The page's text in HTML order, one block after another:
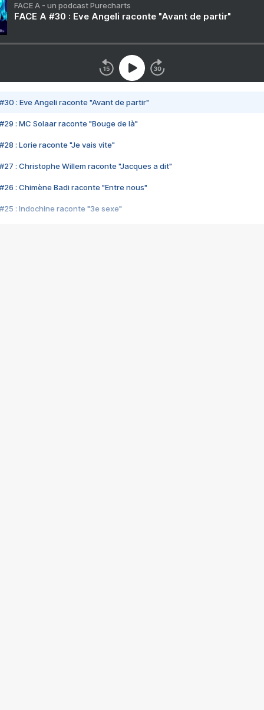
FACE A - un podcast Purecharts
FACE A #30 : Eve Angeli raconte "Avant de partir"
#30 : Eve Angeli raconte "Avant de partir"
#29 : MC Solaar raconte "Bouge de là"
#28 : Lorie raconte "Je vais vite"
#27 : Christophe Willem raconte "Jacques a dit"
#26 : Chimène Badi raconte "Entre nous"
#25 : Indochine raconte "3e sexe"